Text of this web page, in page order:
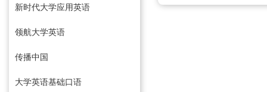
新时代大学应用英语
领航大学英语
传播中国
大学英语基础口语